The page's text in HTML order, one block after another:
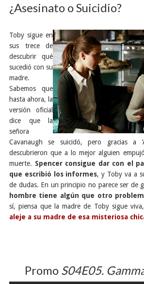
¿Asesinato o Suicidio?
Toby sigue en
sus trece de
descubrir qué
sucedió con su
madre.
Sabemos que
hasta ahora, la
versión oficial
dice que la
señora
Cavanaugh se suicidó, pero gracias a
descubrieron que a lo mejor alguien
muerte. Spencer consigue dar con el
que escribió los informes, y Toby va a
de dudas. En un principio no parece ser de
hombre tiene algún que otro
sí, piensa que la madre de Toby sigue
aleje a su madre de esa misteriosa
Promo S04E05.